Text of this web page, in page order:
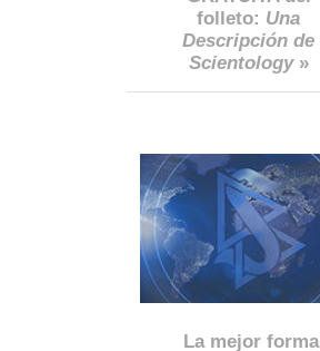
folleto: Una
Descripción de
Scientology»
La mejor forma